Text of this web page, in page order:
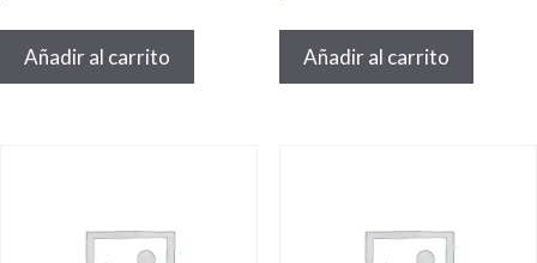
Añadir al carrito Añadir al carrito